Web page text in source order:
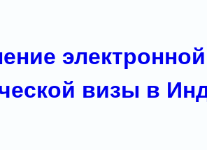
электронной
визы в